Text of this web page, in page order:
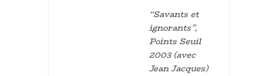
“Savants et
ignorants”,
Points Seuil
2003 (avec
Jean Jacques)